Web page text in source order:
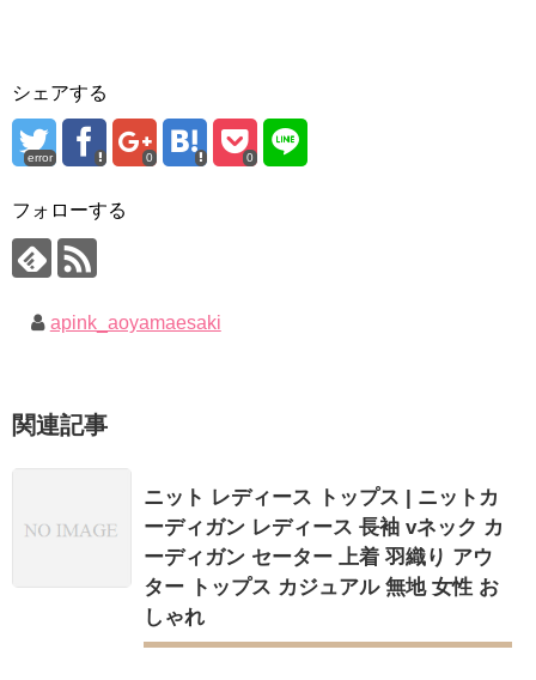
シェアする
error 0 0
フォローする
apink_aoyamaesaki
関連記事
ニット レディース トップス | ニットカ
ーディガン レディース 長袖 vネック カ
ーディガン セーター 上着 羽織り アウ
ター トップス カジュアル 無地 女性 お
しゃれ